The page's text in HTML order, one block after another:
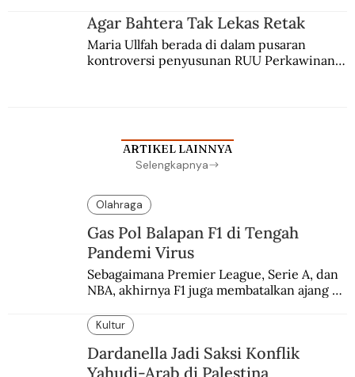
Agar Bahtera Tak Lekas Retak
Maria Ullfah berada di dalam pusaran
kontroversi penyusunan RUU Perkawinan.
ARTIKEL LAINNYA
Selengkapnya
Olahraga
Gas Pol Balapan F1 di Tengah
Pandemi Virus
Sebagaimana Premier League, Serie A, dan
NBA, akhirnya F1 juga membatalkan ajang
enam dekade lampau.
Kultur
Dardanella Jadi Saksi Konflik
Yahudi-Arab di Palestina